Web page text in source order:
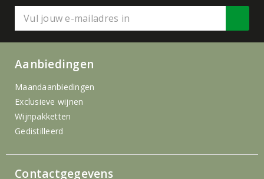
Aanbiedingen
Maandaanbiedingen
Exclusieve wijnen
Wijnpakketten
Gedistilleerd
Contactgegevens